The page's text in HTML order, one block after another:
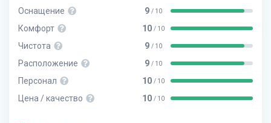
Оснащение 9 / 10
Комфорт 10 / 10
Чистота 9 / 10
Расположение 9 / 10
Персонал 10 / 10
Цена / качество 10 / 10